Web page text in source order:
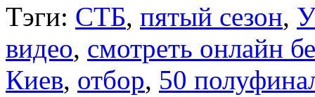
Тэги: СТБ, пятый сезон,
видео, смотреть онлайн
Киев, отбор, 50